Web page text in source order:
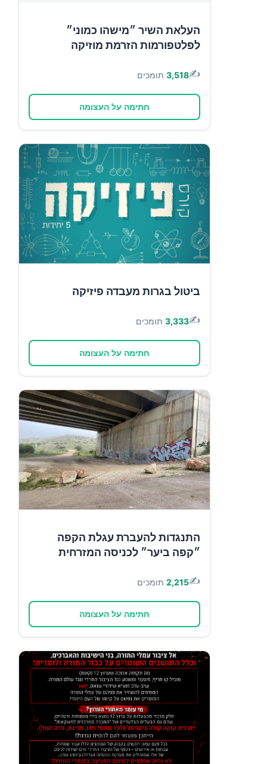
העלאת השיר ״מישהו כמוני״
לפלטפורמות הזרמת מוזיקה
✍️
3,518 תומכים
חתימה על העצומה
ביטול בגרות מעבדה פיזיקה
✍️
3,333 תומכים
חתימה על העצומה
התנגדות להעברת עגלת הקפה
״קפה ביער״ לכניסה המזרחית
✍️
2,215 תומכים
חתימה על העצומה